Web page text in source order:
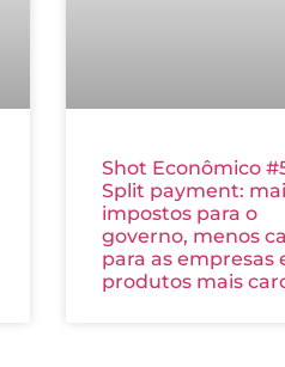
Shot Econômico
Split payment:
impostos para o
governo, menos
para as empresas
produtos mais